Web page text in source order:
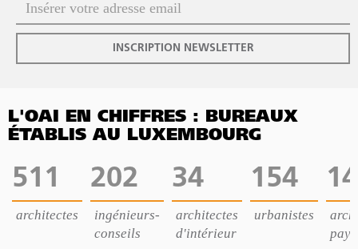
INSCRIPTION NEWSLETTER
L'OAI EN CHIFFRES : BUREAUX
ÉTABLIS AU LUXEMBOURG
511
architectes
202
ingénieurs-
conseils
34
architectes
d'intérieur
154
urbanistes
14